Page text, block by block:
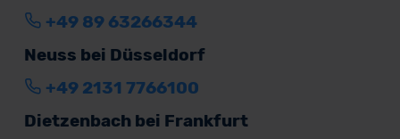
+49 89 63266344
Neuss bei Düsseldorf
+49 2131 7766100
Dietzenbach bei Frankfurt